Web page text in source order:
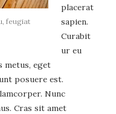
feugiat
placerat
sapien.
Curabit
ur eu
metus, eget
posuere est.
Nunc
Cras sit amet